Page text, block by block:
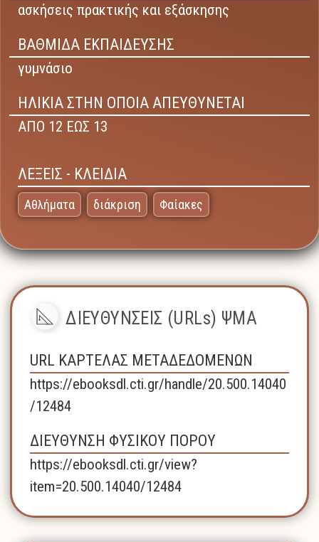
ασκήσεις πρακτικής και εξάσκησης
ΒΑΘΜΙΔΑ ΕΚΠΑΙΔΕΥΣΗΣ
γυμνάσιο
ΗΛΙΚΙΑ ΣΤΗΝ ΟΠΟΙΑ ΑΠΕΥΘΥΝΕΤΑΙ
ΑΠΟ 12 ΕΩΣ 13
ΛΕΞΕΙΣ - ΚΛΕΙΔΙΑ
Αθλήματα διάκριση Φαίακες
ΔΙΕΥΘΥΝΣΕΙΣ (URLs) ΨΜΑ
URL ΚΑΡΤΕΛΑΣ ΜΕΤΑΔΕΔΟΜΕΝΩΝ
https://ebooksdl.cti.gr/handle/20.500.14040
/12484
ΔΙΕΥΘΥΝΣΗ ΦΥΣΙΚΟΥ ΠΟΡΟΥ
https://ebooksdl.cti.gr/view?
item=20.500.14040/12484